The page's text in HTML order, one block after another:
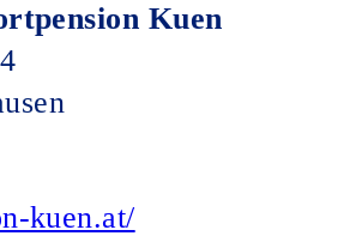
Kuen
kuen.at/